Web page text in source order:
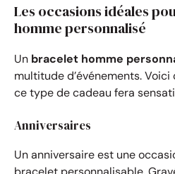
Les occasions idéales
homme personnalisé
Un bracelet homme
multitude d’événements.
ce type de cadeau fera
Anniversaires
Un anniversaire est une